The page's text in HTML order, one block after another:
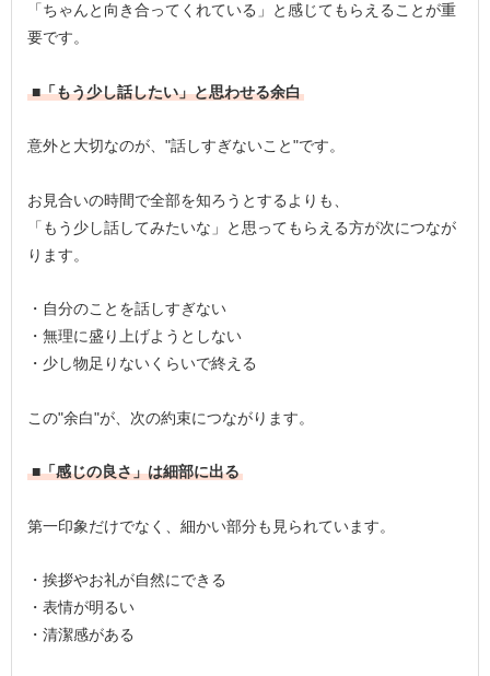
「ちゃんと向き合ってくれている」と感じてもらえることが重
要です。
■「もう少し話したい」と思わせる余白
意外と大切なのが、"話しすぎないこと"です。
お見合いの時間で全部を知ろうとするよりも、
「もう少し話してみたいな」と思ってもらえる方が次につなが
ります。
・自分のことを話しすぎない
・無理に盛り上げようとしない
・少し物足りないくらいで終える
この"余白"が、次の約束につながります。
■「感じの良さ」は細部に出る
第一印象だけでなく、細かい部分も見られています。
・挨拶やお礼が自然にできる
・表情が明るい
・清潔感がある